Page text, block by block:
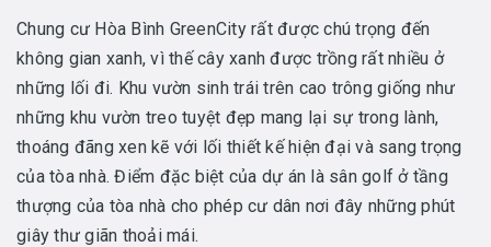
Chung cư Hòa Bình GreenCity rất được chú trọng đến
không gian xanh, vì thế cây xanh được trồng rất nhiều ở
những lối đi. Khu vườn sinh trái trên cao trông giống như
những khu vườn treo tuyệt đẹp mang lại sự trong lành,
thoáng đãng xen kẽ với lối thiết kế hiện đại và sang trọng
của tòa nhà. Điểm đặc biệt của dự án là sân golf ở tầng
thượng của tòa nhà cho phép cư dân nơi đây những phút
giây thư giãn thoải mái.